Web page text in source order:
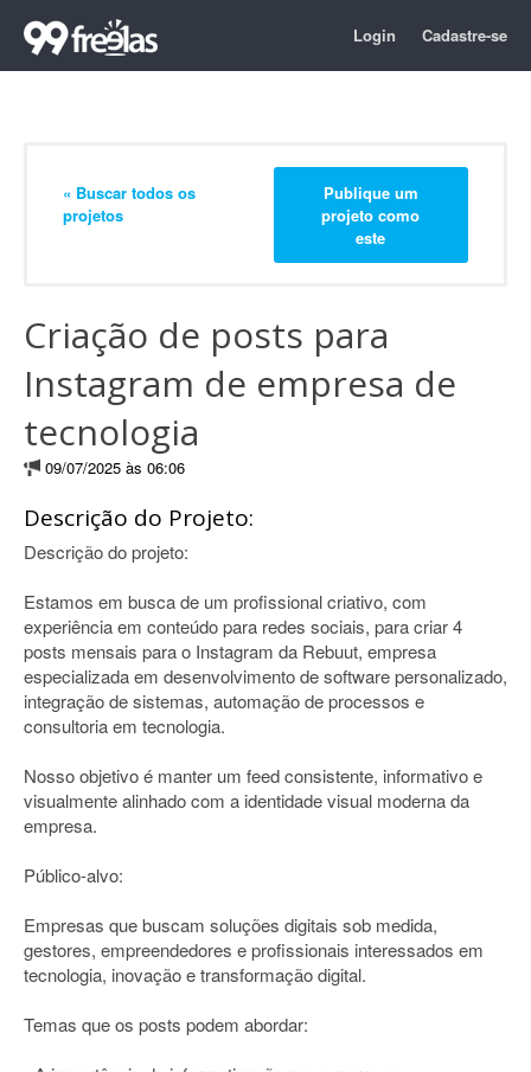
Login Cadastre-se
« Buscar todos os
projetos
Publique um
projeto como
este
Criação de posts para
Instagram de empresa de
tecnologia
09/07/2025 às 06:06
Descrição do Projeto:
Descrição do projeto:
Estamos em busca de um profissional criativo, com
experiência em conteúdo para redes sociais, para criar 4
posts mensais para o Instagram da Rebuut, empresa
especializada em desenvolvimento de software personalizado,
integração de sistemas, automação de processos e
consultoria em tecnologia.
Nosso objetivo é manter um feed consistente, informativo e
visualmente alinhado com a identidade visual moderna da
empresa.
Público-alvo:
Empresas que buscam soluções digitais sob medida,
gestores, empreendedores e profissionais interessados em
tecnologia, inovação e transformação digital.
Temas que os posts podem abordar: